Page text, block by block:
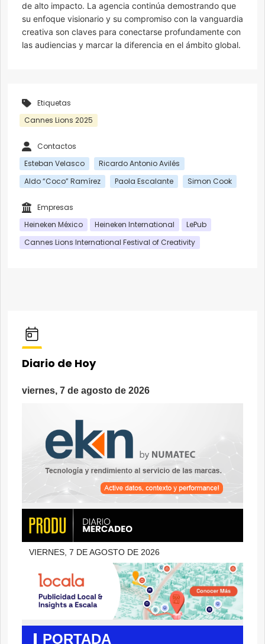
de alto impacto. La agencia continúa demostrando que
su enfoque visionario y su compromiso con la vanguardia
creativa son claves para conectarse profundamente con
las audiencias y marcar la diferencia en el ámbito global.
Etiquetas
Cannes Lions 2025
Contactos
Esteban Velasco
Ricardo Antonio Avilés
Aldo “Coco” Ramírez
Paola Escalante Simon Cook
Empresas
Heineken México
Heineken International
LePub
Cannes Lions International Festival of Creativity
Diario de Hoy
viernes, 7 de agosto de 2026